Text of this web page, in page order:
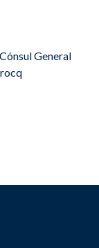
General